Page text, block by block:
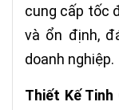
cung cấp tốc
và ổn định,
doanh nghiệp.
Thiết Kế Tinh